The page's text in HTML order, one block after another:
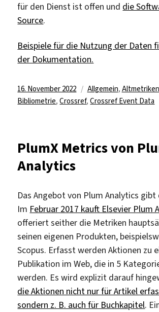
für den Dienst ist offen und die
Source.
Beispiele für die Nutzung der Daten
der Dokumentation.
Veröffentlicht
am
16. November 2022 Kategorien
Allgemein, Altmetriken
Bibliometrie,Crossref,Crossref Event Data
PlumX Metrics von
Analytics
Das Angebot von Plum Analytics gibt
Im Februar 2017 kauft Elsevier Plum
offeriert seither die Metriken
seinen eigenen Produkten,
Scopus. Erfasst werden Aktionen zu
Publikation im Web, die in 5
werden. Es wird explizit darauf
die Aktionen nicht nur für Artikel
sondern z. B. auch für Buchkapitel.